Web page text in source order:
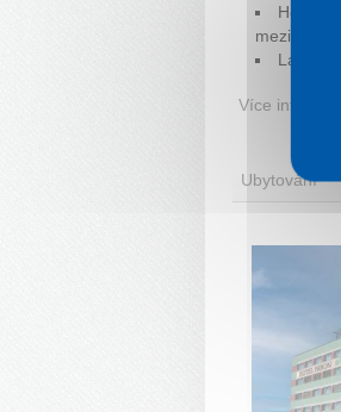
mezi
Lázně
Více
Ubytování